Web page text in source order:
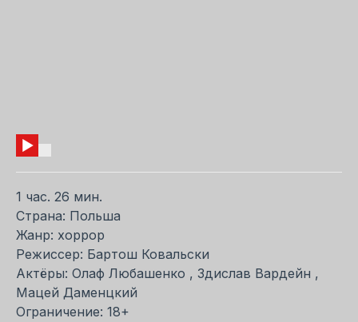
1 час. 26 мин.
Страна: Польша
Жанр: хоррор
Режиссер: Бартош Ковальски
Актёры: Олаф Любашенко , Здислав Вардейн ,
Мацей Даменцкий
Ограничение: 18+